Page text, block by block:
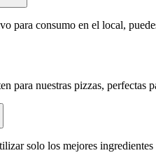
para consumo en el local,
para nuestras pizzas,
solo los mejores